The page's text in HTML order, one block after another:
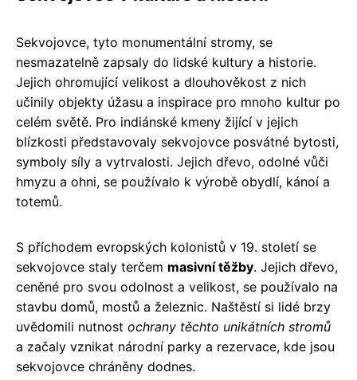
Sekvojovce, tyto monumentální stromy, se
nesmazatelně zapsaly do lidské kultury a historie.
Jejich ohromující velikost a dlouhověkost z nich
učinily objekty úžasu a inspirace pro mnoho kultur po
celém světě. Pro indiánské kmeny žijící v jejich
blízkosti představovaly sekvojovce posvátné bytosti,
symboly síly a vytrvalosti. Jejich dřevo, odolné vůči
hmyzu a ohni, se používalo k výrobě obydlí, kánoí a
totemů.
S příchodem evropských kolonistů v 19. století se
sekvojovce staly terčem masivní těžby. Jejich dřevo,
ceněné pro svou odolnost a velikost, se používalo na
stavbu domů, mostů a železnic. Naštěstí si lidé brzy
uvědomili nutnost ochrany těchto unikátních stromů
a začaly vznikat národní parky a rezervace, kde jsou
sekvojovce chráněny dodnes.